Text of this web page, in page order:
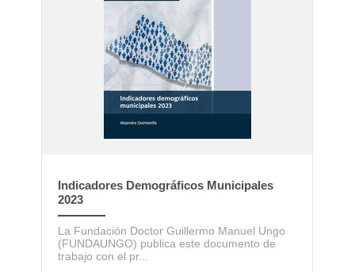
Indicadores Demográficos Municipales
2023
La Fundación Doctor Guillermo Manuel Ungo
(FUNDAUNGO) publica este documento de
trabajo con el pr...